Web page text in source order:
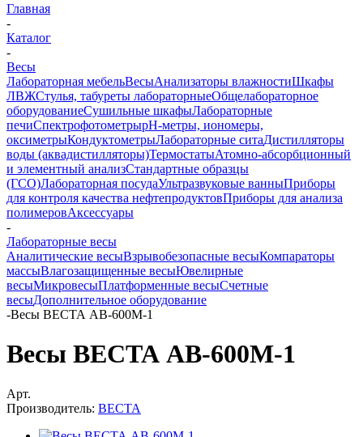
Главная
-
Каталог
-
Весы
Лабораторная мебельВесыАнализаторы влажностиШкафы
ЛВЖСтулья, табуреты лабораторныеОбщелабораторное
оборудованиеСушильные шкафыЛабораторные
печиСпектрофотометрыpH-метры, иономеры,
оксиметрыКондуктометрыЛабораторные ситаДистилляторы
воды (аквадистилляторы)ТермостатыАтомно-абсорбционный
и элементный анализСтандартные образцы
(ГСО)Лабораторная посудаУльтразвуковые ванныПриборы
для контроля качества нефтепродуктовПриборы для анализа
полимеровАксессуары
-
Лабораторные весы
Аналитические весыВзрывобезопасные весыКомпараторы
массыВлагозащищенные весыЮвелирные
весыМикровесыПлатформенные весыСчетные
весыДополнительное оборудование
-Весы ВЕСТА АВ-600М-1
Весы ВЕСТА АВ-600М-1
Арт.
Производитель: ВЕСТА